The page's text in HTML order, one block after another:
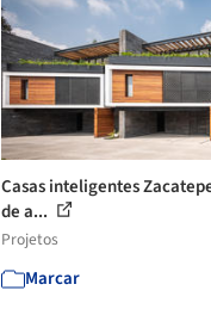
Casas inteligentes
de a...
Projetos
Marcar